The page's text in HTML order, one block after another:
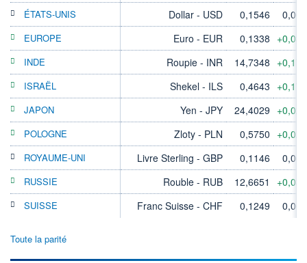
ÉTATS-UNIS Dollar - USD 0,1546
EUROPE Euro - EUR 0,1338
INDE Roupie - INR 14,7348
ISRAËL Shekel - ILS 0,4643
JAPON Yen - JPY 24,4029
POLOGNE Zloty - PLN 0,5750
ROYAUME-UNI Livre Sterling - GBP 0,1146
RUSSIE Rouble - RUB 12,6651
SUISSE Franc Suisse - CHF 0,1249
Toute la parité